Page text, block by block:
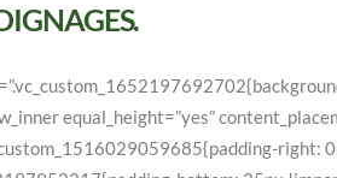
equal_height=”yes”
right: